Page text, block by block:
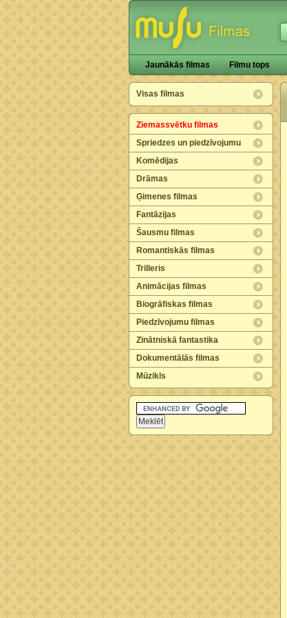
Jaunākās filmas Filmu tops
Visas filmas
Ziemassvētku filmas
Spriedzes un piedzīvojumu
Komēdijas
Drāmas
Ģimenes filmas
Fantāzijas
Šausmu filmas
Romantiskās filmas
Trilleris
Animācijas filmas
Biogrāfiskas filmas
Piedzīvojumu filmas
Zinātniskā fantastika
Dokumentālās filmas
Mūzikls